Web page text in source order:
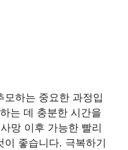
모하는 중요한 과정입
는 데 충분한 시간을
망 이후 가능한 빨리
이 좋습니다. 극복하기